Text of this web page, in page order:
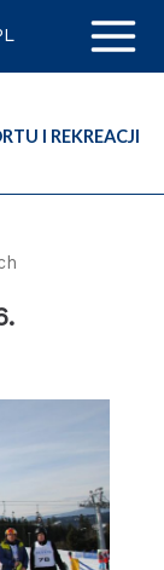
I REKREACJI